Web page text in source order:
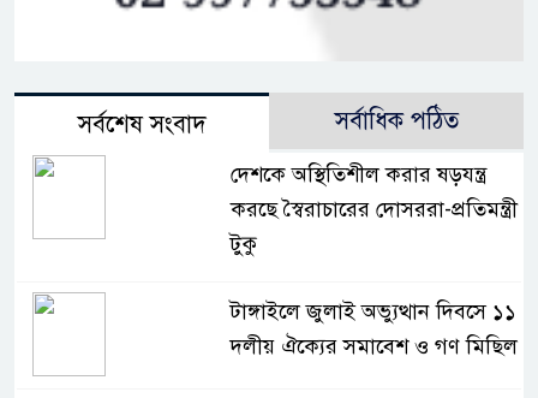
সর্বশেষ সংবাদ সর্বাধিক পঠিত
দেশকে অস্থিতিশীল করার ষড়যন্ত্র
করছে স্বৈরাচারের দোসররা-প্রতিমন্ত্রী
টুকু
টাঙ্গাইলে জুলাই অভ্যুত্থান দিবসে ১১
দলীয় ঐক্যের সমাবেশ ও গণ মিছিল